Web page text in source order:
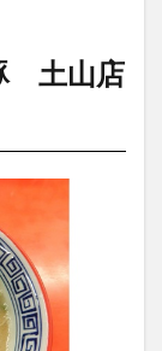
土山店